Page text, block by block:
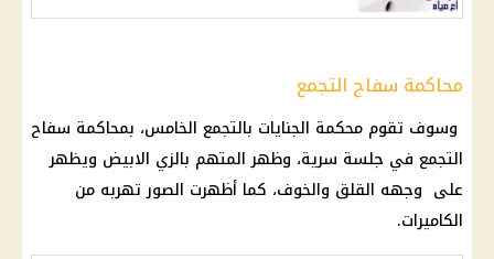
محاكمة سفاح التجمع
وسوف تقوم محكمة الجنايات بالتجمع الخامس، بمحاكمة سفاح
التجمع في جلسة سرية، وظهر المتهم بالزي الابيض ويظهر
على وجهه القلق والخوف، كما أظهرت الصور تهربه من
الكاميرات.